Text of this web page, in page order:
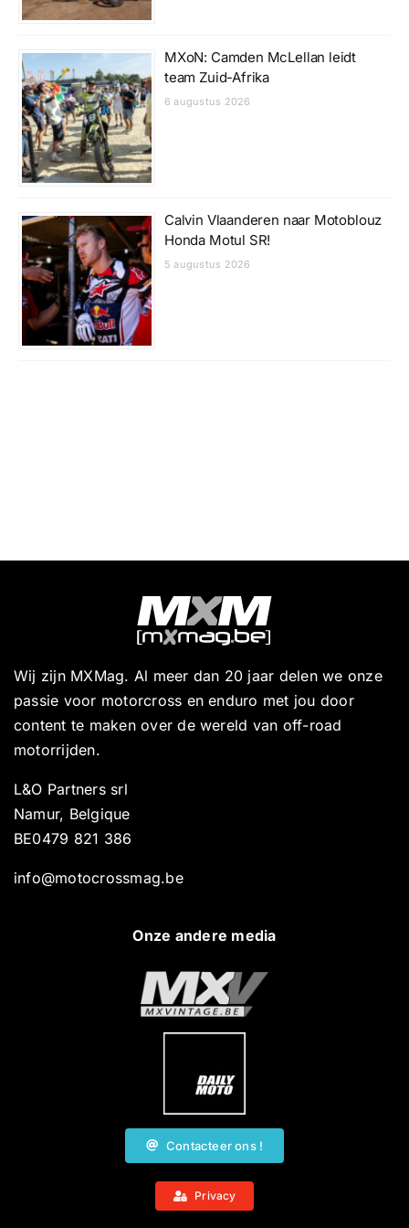
MXoN: Camden McLellan leidt
team Zuid-Afrika
6 augustus 2026
Calvin Vlaanderen naar Motoblouz
Honda Motul SR!
5 augustus 2026
Wij zijn MXMag. Al meer dan 20 jaar delen we onze
passie voor motorcross en enduro met jou door
content te maken over de wereld van off-road
motorrijden.
L&O Partners srl
Namur, Belgique
BE0479 821 386
info@motocrossmag.be
Onze andere media
Contacteer ons !
Privacy